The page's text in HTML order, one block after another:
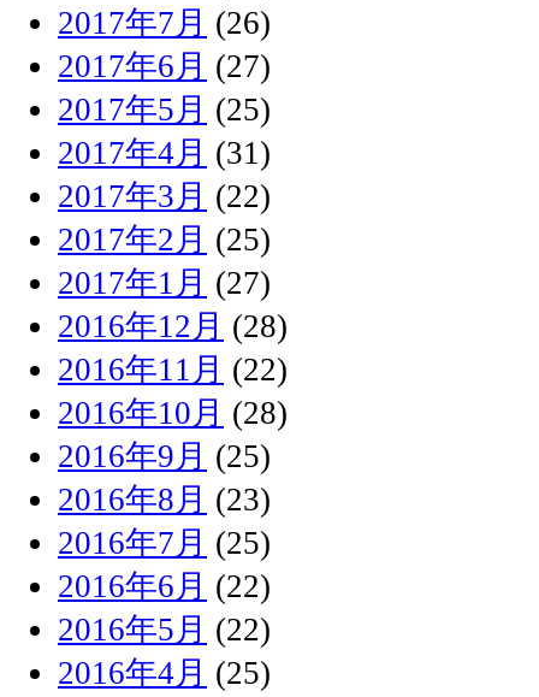
2017年7月 (26)
2017年6月 (27)
2017年5月 (25)
2017年4月 (31)
2017年3月 (22)
2017年2月 (25)
2017年1月 (27)
2016年12月 (28)
2016年11月 (22)
2016年10月 (28)
2016年9月 (25)
2016年8月 (23)
2016年7月 (25)
2016年6月 (22)
2016年5月 (22)
2016年4月 (25)